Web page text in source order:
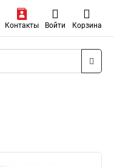
Контакты Войти Корзина